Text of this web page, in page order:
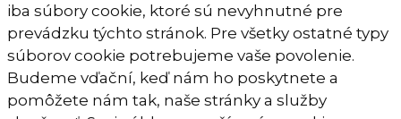
iba súbory cookie, ktoré sú nevyhnutné pre
prevádzku týchto stránok. Pre všetky ostatné typy
súborov cookie potrebujeme vaše povolenie.
Budeme vďační, keď nám ho poskytnete a
pomôžete nám tak, naše stránky a služby